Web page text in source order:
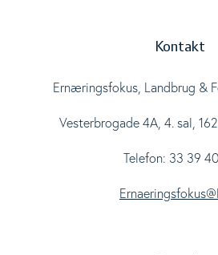
Kontakt
Ernæringsfokus, Landbrug &
Vesterbrogade 4A, 4. sal,
Telefon: 33 39